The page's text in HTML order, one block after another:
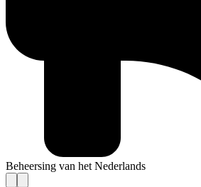
Beheersing van het Nederlands